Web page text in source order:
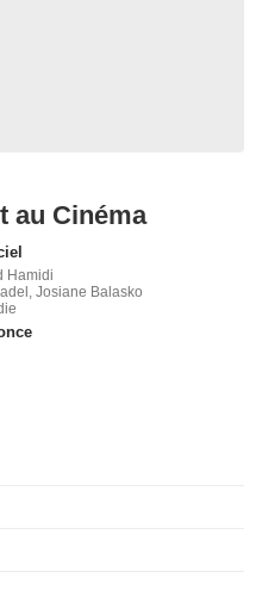
au Cinéma
Hamidi
Josiane Balasko